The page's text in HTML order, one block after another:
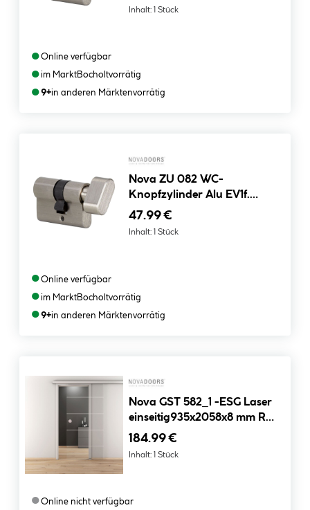
Inhalt: 1 Stück
●Online verfügbar
●im MarktBocholtvorrätig
●9+in anderen Märktenvorrätig
Nova ZU 082 WC-
Knopfzylinder Alu EV1f.
Schlossseite
47.99 €
Inhalt: 1 Stück
●Online verfügbar
●im MarktBocholtvorrätig
●9+in anderen Märktenvorrätig
Nova GST 582_1 -ESG Laser
einseitig935x2058x8 mm R
GT-ST ohne Bohrung
184.99 €
Inhalt: 1 Stück
●Online nicht verfügbar